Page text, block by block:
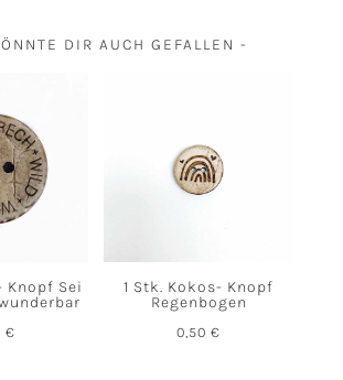
DIR AUCH GEFALLEN -
Knopf Sei
€
1 Stk. Kokos- Knopf
Regenbogen
0,50€